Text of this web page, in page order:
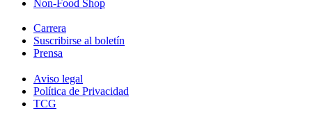
Non-Food Shop
Carrera
Suscribirse al boletín
Prensa
Aviso legal
Política de Privacidad
TCG